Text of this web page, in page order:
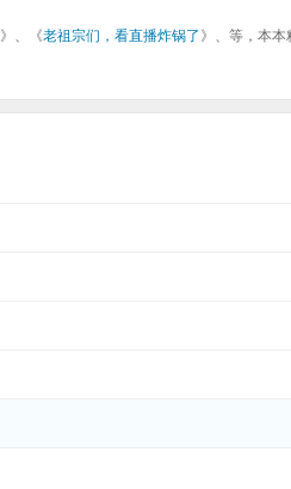
》、《老祖宗们，看直播炸锅了》、等，本